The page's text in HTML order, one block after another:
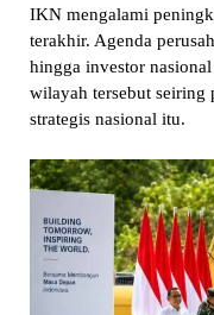
IKN mengalami
terakhir. Agenda
hingga investor
wilayah tersebut seiring
strategis nasional itu.